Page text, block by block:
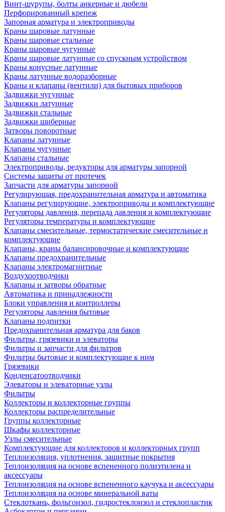
Винт-шурупы, болты анкерные и дюбели
Перфорированный крепеж
Запорная арматура и электроприводы
Краны шаровые латунные
Краны шаровые стальные
Краны шаровые чугунные
Краны шаровые латунные со спускным устройством
Краны конусные латунные
Краны латунные водоразборные
Краны и клапаны (вентили) для бытовых приборов
Задвижки чугунные
Задвижки латунные
Задвижки стальные
Задвижки шиберные
Затворы поворотные
Клапаны латунные
Клапаны чугунные
Клапаны стальные
Электроприводы, редукторы для арматуры запорной
Системы защиты от протечек
Запчасти для арматуры запорной
Регулирующая, предохранительная арматура и автоматика
Клапаны регулирующие, электроприводы и комплектующие
Регуляторы давления, перепада давления и комплектующие
Регуляторы температуры и комплектующие
Клапаны смесительные, термостатические смесительные и
комплектующие
Клапаны, краны балансировочные и комплектующие
Клапаны предохранительные
Клапаны электромагнитные
Воздухоотводчики
Клапаны и затворы обратные
Автоматика и принадлежности
Блоки управления и контроллеры
Регуляторы давления бытовые
Клапаны подпитки
Предохранительная арматура для баков
Фильтры, грязевики и элеваторы
Фильтры и запчасти для фильтров
Фильтры бытовые и комплектующие к ним
Грязевики
Конденсатоотводчики
Элеваторы и элеваторные узлы
Фильтры
Коллекторы и коллекторные группы
Коллекторы распределительные
Группы коллекторные
Шкафы коллекторные
Узлы смесительные
Комплектующие для коллекторов и коллекторных групп
Теплоизоляция, уплотнения, защитные покрытия
Теплоизоляция на основе вспененного полиэтилена и
аксессуары
Теплоизоляция на основе вспененного каучука и аксессуары
Теплоизоляция на основе минеральной ваты
Стеклоткань, фольгоизол, гидростеклоизол и стеклопластик